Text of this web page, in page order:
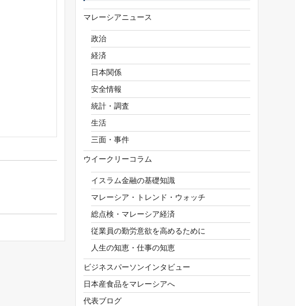
マレーシアニュース
政治
経済
日本関係
安全情報
統計・調査
生活
三面・事件
ウイークリーコラム
イスラム金融の基礎知識
マレーシア・トレンド・ウォッチ
総点検・マレーシア経済
従業員の勤労意欲を高めるために
人生の知恵・仕事の知恵
ビジネスパーソンインタビュー
日本産食品をマレーシアへ
代表ブログ